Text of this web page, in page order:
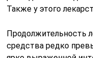
Также у этого
Продолжительность
средства редко